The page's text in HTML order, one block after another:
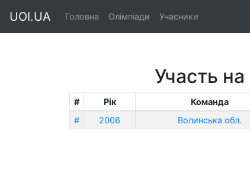
UOI.UA Головна Олімпіади Учасники
Участь на
# Рік Команда
#
2006 Волинська обл.